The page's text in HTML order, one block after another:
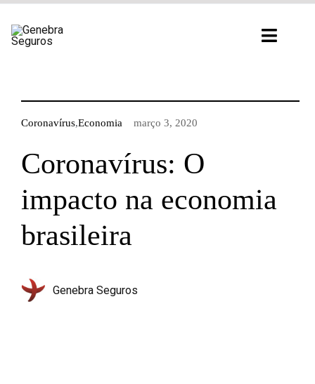
para
Coronavírus,Economia março 3, 2020
Coronavírus: O
impacto na economia
brasileira
Genebra Seguros